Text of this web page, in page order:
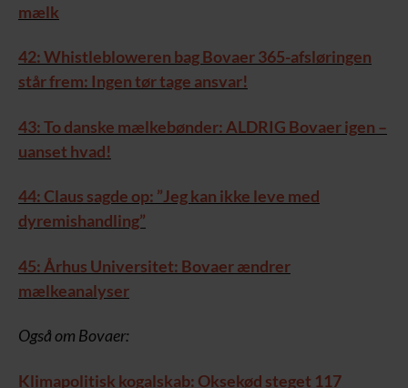
mælk
42: Whistlebloweren bag Bovaer 365-afsløringen
står frem: Ingen tør tage ansvar!
43: To danske mælkebønder: ALDRIG Bovaer igen –
uanset hvad!
44: Claus sagde op: ”Jeg kan ikke leve med
dyremishandling”
45: Århus Universitet: Bovaer ændrer
mælkeanalyser
Også om Bovaer:
Klimapolitisk kogalskab: Oksekød steget 117